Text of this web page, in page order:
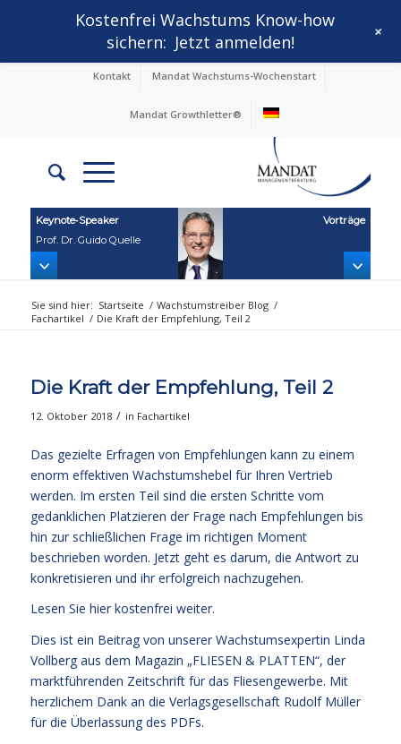
Kontakt Mandat Wachstums-Wochenstart
Mandat Growthletter®
Keynote‑Speaker
Prof. Dr. Guido Quelle
Vorträge
Sie sind hier: Startseite / Wachstumstreiber Blog /
Fachartikel / Die Kraft der Empfehlung, Teil 2
Die Kraft der Empfehlung, Teil 2
12. Oktober 2018 / in Fachartikel
Das gezielte Erfragen von Empfehlungen kann zu einem
enorm effektiven Wachstumshebel für Ihren Vertrieb
werden. Im ersten Teil sind die ersten Schritte vom
gedanklichen Platzieren der Frage nach Empfehlungen bis
hin zur schließlichen Frage im richtigen Moment
beschrieben worden. Jetzt geht es darum, die Antwort zu
konkretisieren und ihr erfolgreich nachzugehen.
Lesen Sie hier kostenfrei weiter.
Dies ist ein Beitrag von unserer Wachstumsexpertin Linda
Vollberg aus dem Magazin „FLIESEN & PLATTEN“, der
marktführenden Zeitschrift für das Fliesengewerbe. Mit
herzlichem Dank an die Verlagsgesellschaft Rudolf Müller
für die Überlassung des PDFs.
Kostenfrei Wachstums Know-how
sichern: Jetzt anmelden! +